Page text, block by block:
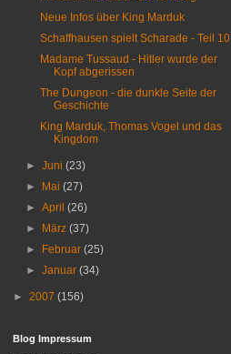
Neue Infos über King Marduk
Schaffhausen spielt Scharade - Teil 10
Madame Tussaud - Hitler wurde der
Kopf abgerissen
The Dungeon - die dunkle Seite der
Geschichte
King Marduk, Thomas Vogel und das
Kingdom
►Juni(23)
►
Mai(27)
►April(26)
►
März(37)
►
Februar(25)
►Januar(34)
► 2007 (156)
Blog Impressum